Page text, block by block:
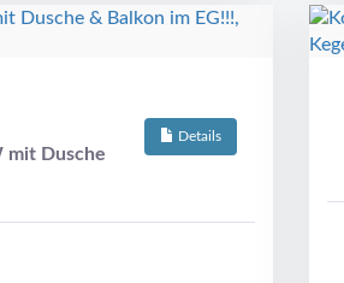
Details
mit Dusche